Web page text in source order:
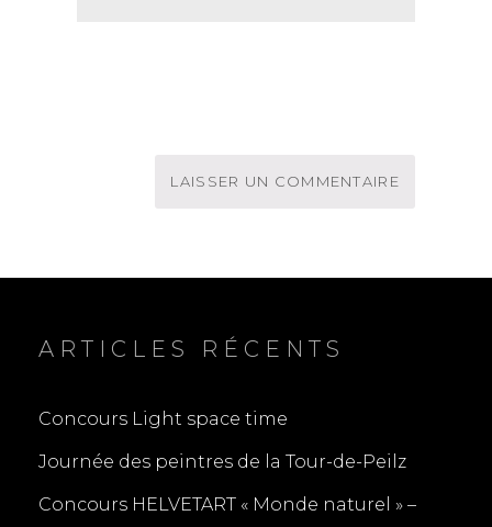
ARTICLES RÉCENTS
Concours Light space time
Journée des peintres de la Tour-de-Peilz
Concours HELVETART « Monde naturel » –